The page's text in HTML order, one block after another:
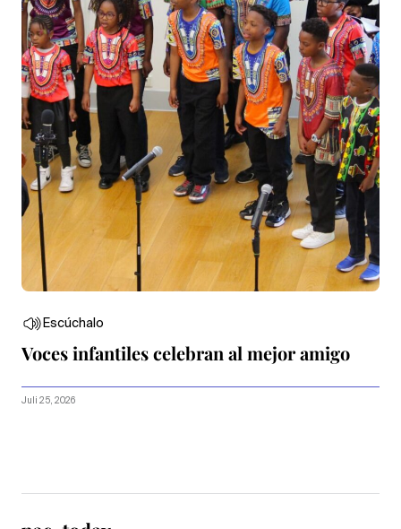
Escúchalo
Voces infantiles celebran al mejor amigo
Juli 25, 2026